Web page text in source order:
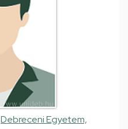
Debreceni Egyetem,